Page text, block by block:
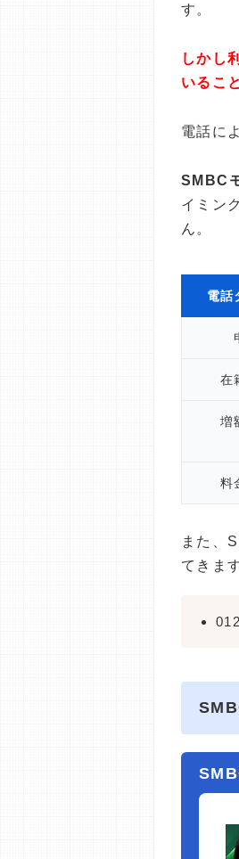
す。
しかし
いるこ
電話に
SMBC
イミン
ん。
電話
在
増
料
また、
てきま